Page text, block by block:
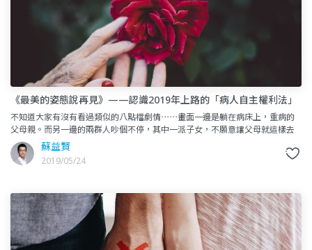
《最美的姿態說再見》——認識2019年上路的「病人自主權利法」
不知道大家有沒有看過類似的八點檔劇情⋯⋯畫面一邊是躺在病床上，重病的
父母親。而另一邊的兩群人吵個不停，其中一派子女，不願意讓父母就這樣去
世，採取「積極治療」形式，叫一聲無論如何讓爸媽活愈久愈好，讓父母
蘇益賢
2019/05/24